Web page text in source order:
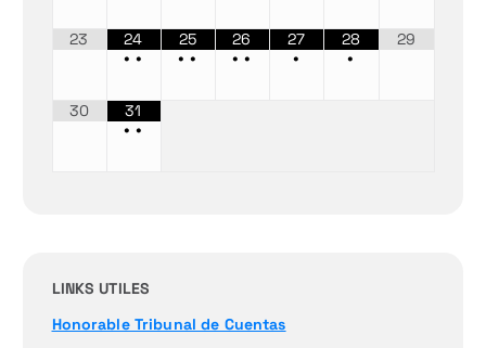
23
24
••
25
••
26
••
27
•
28
•
29
30
31
••
LINKS UTILES
Honorable Tribunal de Cuentas